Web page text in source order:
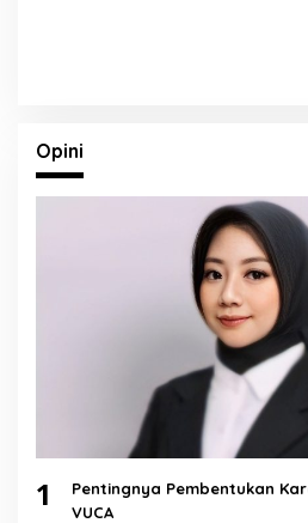
Opini
1
Pentingnya Pembentukan
VUCA